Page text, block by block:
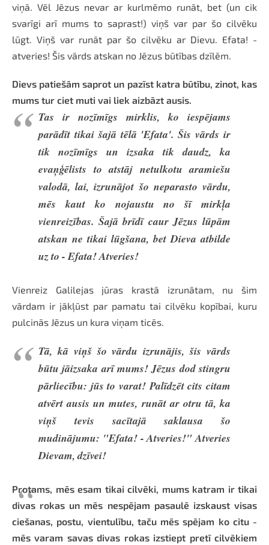
viņā. Vēl Jēzus nevar ar kurlmēmo runāt, bet (un cik
svarīgi arī mums to saprast!) viņš var par šo cilvēku
lūgt. Viņš var runāt par šo cilvēku ar Dievu. Efata! -
atveries! Šis vārds atskan no Jēzus būtības dzīlēm.
Dievs patiešām saprot un pazīst katra būtību, zinot, kas
mums tur ciet muti vai liek aizbāzt ausis.
Tas ir nozīmīgs mirklis, ko iespējams
parādīt tikai šajā tēlā 'Efata'. Šis vārds ir
tik nozīmīgs un izsaka tik daudz, ka
evaņģēlists to atstāj netulkotu aramiešu
valodā, lai, izrunājot šo neparasto vārdu,
mēs kaut ko nojaustu no šī mirkļa
vienreizības. Šajā brīdī caur Jēzus lūpām
atskan ne tikai lūgšana, bet Dieva atbilde
uz to - Efata! Atveries!
Vienreiz Galilejas jūras krastā izrunātam, nu šim
vārdam ir jākļūst par pamatu tai cilvēku kopībai, kuru
pulcinās Jēzus un kura viņam ticēs.
Tā, kā viņš šo vārdu izrunājis, šis vārds
būtu jāizsaka arī mums! Jēzus dod stingru
pārliecību: jūs to varat! Palīdzēt cits citam
atvērt ausis un mutes, runāt ar otru tā, ka
viņš tevis sacītajā saklausa šo
mudinājumu: "Efata! - Atveries!" Atveries
Dievam, dzīvei!
Protams, mēs esam tikai cilvēki, mums katram ir tikai
divas rokas un mēs nespējam pasaulē izskaust visas
ciešanas, postu, vientulību, taču mēs spējam ko citu -
mēs varam savas divas rokas izstiept pretī cilvēkiem